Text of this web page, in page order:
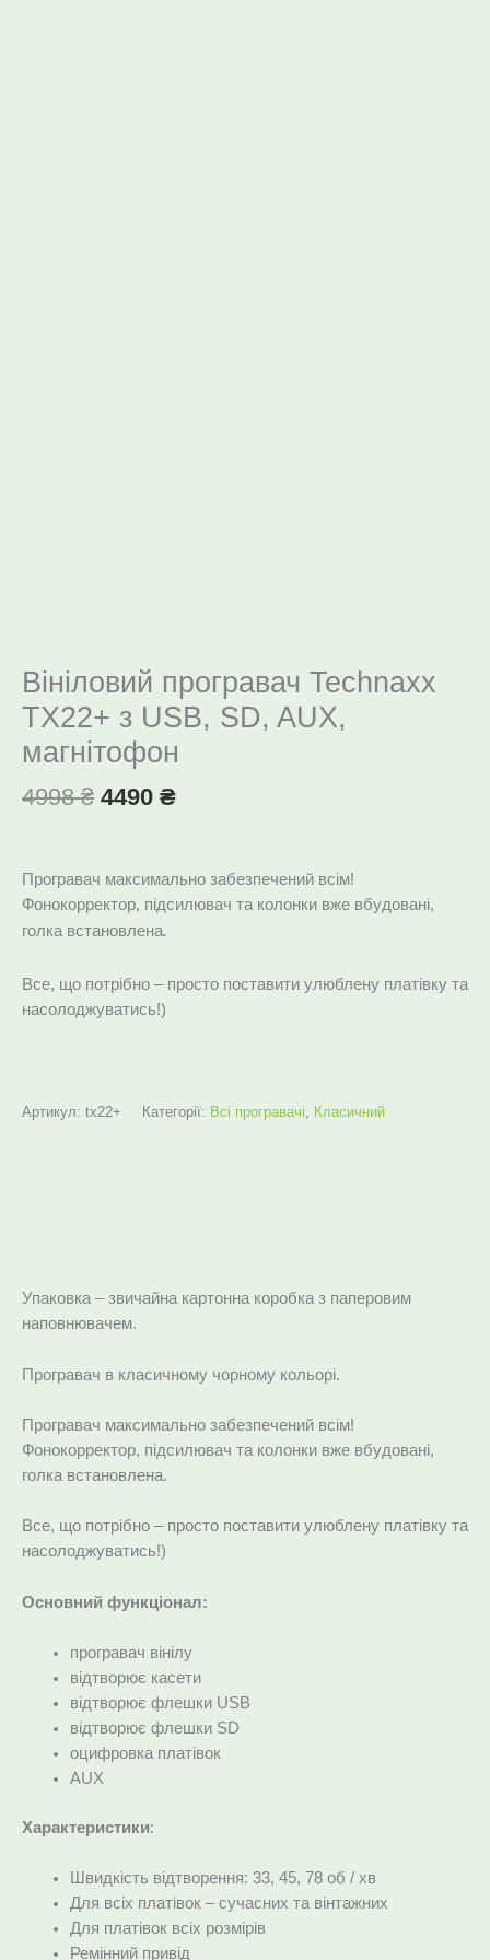
Вініловий програвач Technaxx
TX22+ з USB, SD, AUX,
магнітофон
4998₴ 4490 ₴
Програвач максимально забезпечений всім!
Фонокорректор, підсилювач та колонки вже вбудовані,
голка встановлена.
Все, що потрібно – просто поставити улюблену платівку та
насолоджуватись!)
Артикул: tx22+ Категорії: Всі програвачі, Класичний
Упаковка – звичайна картонна коробка з паперовим
наповнювачем.
Програвач в класичному чорному кольорі.
Програвач максимально забезпечений всім!
Фонокорректор, підсилювач та колонки вже вбудовані,
голка встановлена.
Все, що потрібно – просто поставити улюблену платівку та
насолоджуватись!)
Основний функціонал:
програвач вінілу
відтворює касети
відтворює флешки USB
відтворює флешки SD
оцифровка платівок
AUX
Характеристики:
Швидкість відтворення: 33, 45, 78 об / хв
Для всіх платівок – сучасних та вінтажних
Для платівок всіх розмірів
Ремінний привід